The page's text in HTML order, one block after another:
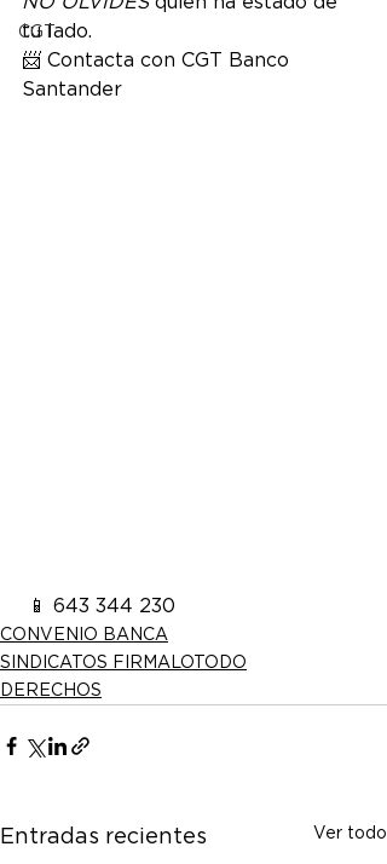
CGT
tu lado.
📨 Contacta con CGT Banco
Santander
📱 643 344 230
CONVENIO BANCA
SINDICATOS FIRMALOTODO
DERECHOS
Entradas recientes Ver todo